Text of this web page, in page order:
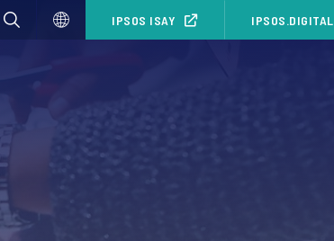
IPSOS ISAY IPSOS.DIGITAL